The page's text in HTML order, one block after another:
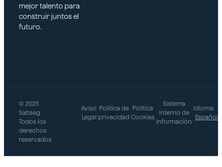
mejor talento para
construir juntos el
futuro.
© 2025
Sabseg.
Todos los
derechos
reservados
Aviso
Legal
Política de
privacidad
Política
Cookies
Sistema
Interno de
Información
Idioma:
Español